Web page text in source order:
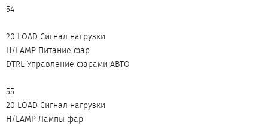
54
20 LOAD Сигнал нагрузки
H/LAMP Питание фар
DTRL Управление фарами АВТО
55
20 LOAD Сигнал нагрузки
H/LAMP Лампы фар